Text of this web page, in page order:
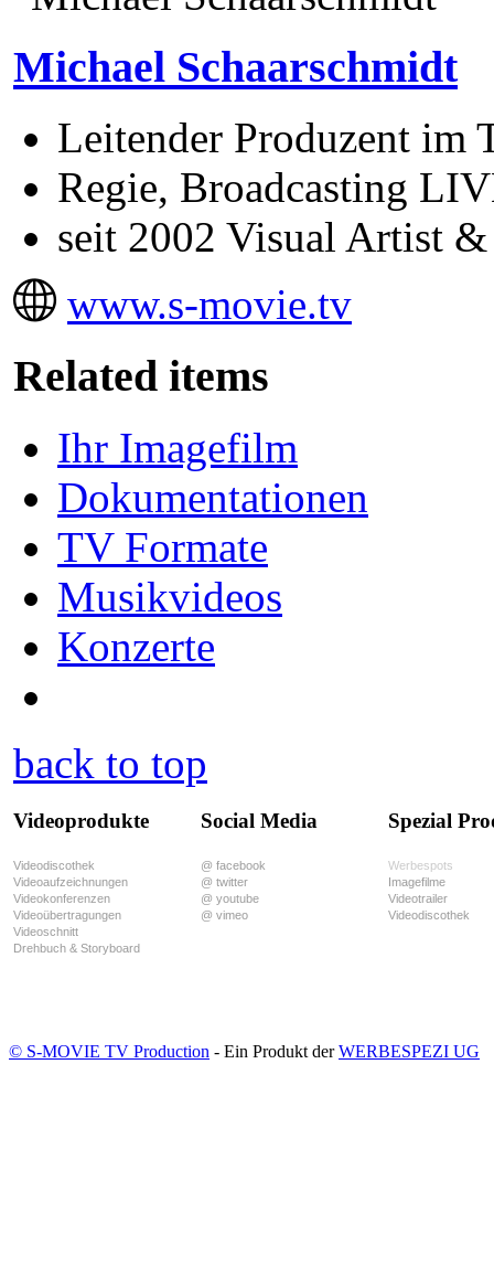
Michael Schaarschmidt
Leitender Produzent im
Regie, Broadcasting
seit 2002 Visual Artist
www.s-movie.tv
Related items
Ihr Imagefilm
Dokumentationen
TV Formate
Musikvideos
Konzerte
back to top
Videoprodukte
Videodiscothek
Videoaufzeichnungen
Videokonferenzen
Videoübertragungen
Videoschnitt
Drehbuch & Storyboard
Social Media
@ facebook
@ twitter
@ youtube
@ vimeo
Spezial
Werbespots
Imagefilme
Videotrailer
Videodiscothek
© S-MOVIE TV Production - Ein Produkt derWERBESPEZI UG